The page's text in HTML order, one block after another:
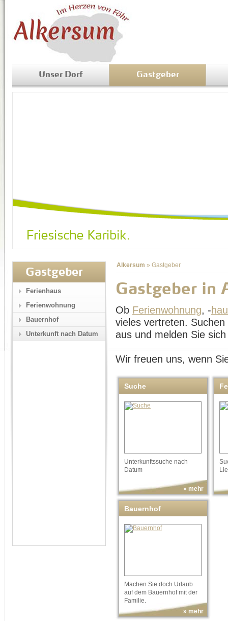
Unser Dorf Gastgeber
Alkersum » Gastgeber
Gastgeber in
Ob Ferienwohnung, -
vieles vertreten.
aus und melden Sie
Wir freuen uns, wenn
Suche
Unterkunftssuche nach
Datum
» mehr
Bauernhof
Machen Sie doch Urlaub
auf dem Bauernhof mit der
Familie.
» mehr
Gastgeber
Ferienhaus
Ferienwohnung
Bauernhof
Unterkunft nach Datum